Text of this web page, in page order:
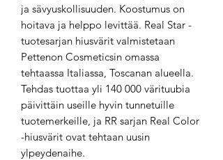
ja sävyuskollisuuden. Koostumus on
hoitava ja helppo levittää. Real Star -
tuotesarjan hiusvärit valmistetaan
Pettenon Cosmeticsin omassa
tehtaassa Italiassa, Toscanan alueella.
Tehdas tuottaa yli 140 000 värituubia
päivittäin useille hyvin tunnetuille
tuotemerkeille, ja RR sarjan Real Color
-hiusvärit ovat tehtaan uusin
ylpeydenaihe.